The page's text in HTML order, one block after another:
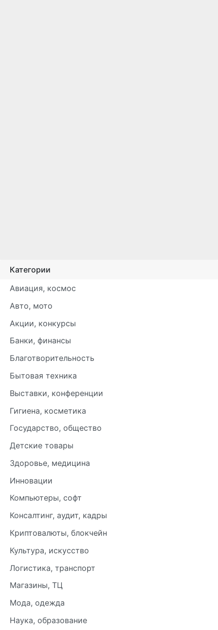
Категории
Авиация, космос
Авто, мото
Акции, конкурсы
Банки, финансы
Благотворительность
Бытовая техника
Выставки, конференции
Гигиена, косметика
Государство, общество
Детские товары
Здоровье, медицина
Инновации
Компьютеры, софт
Консалтинг, аудит, кадры
Криптовалюты, блокчейн
Культура, искусство
Логистика, транспорт
Магазины, ТЦ
Мода, одежда
Наука, образование